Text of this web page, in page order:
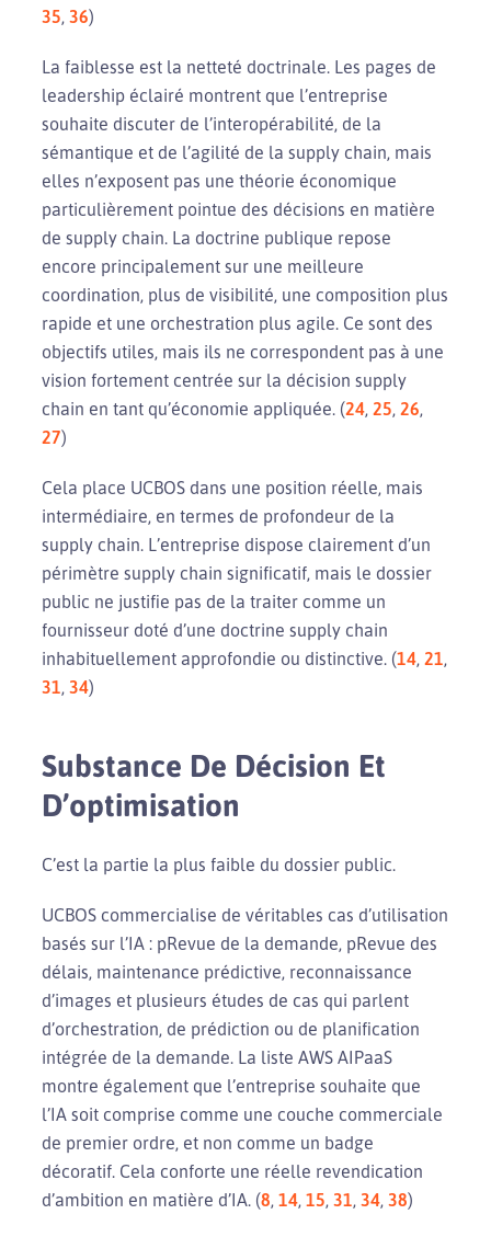
35, 36)
La faiblesse est la netteté doctrinale. Les pages de
leadership éclairé montrent que l’entreprise
souhaite discuter de l’interopérabilité, de la
sémantique et de l’agilité de la supply chain, mais
elles n’exposent pas une théorie économique
particulièrement pointue des décisions en matière
de supply chain. La doctrine publique repose
encore principalement sur une meilleure
coordination, plus de visibilité, une composition plus
rapide et une orchestration plus agile. Ce sont des
objectifs utiles, mais ils ne correspondent pas à une
vision fortement centrée sur la décision supply
chain en tant qu’économie appliquée. (24, 25, 26,
27)
Cela place UCBOS dans une position réelle, mais
intermédiaire, en termes de profondeur de la
supply chain. L’entreprise dispose clairement d’un
périmètre supply chain significatif, mais le dossier
public ne justifie pas de la traiter comme un
fournisseur doté d’une doctrine supply chain
inhabituellement approfondie ou distinctive. (14, 21,
31, 34)
Substance De Décision Et
D’optimisation
C’est la partie la plus faible du dossier public.
UCBOS commercialise de véritables cas d’utilisation
basés sur l’IA : pRevue de la demande, pRevue des
délais, maintenance prédictive, reconnaissance
d’images et plusieurs études de cas qui parlent
d’orchestration, de prédiction ou de planification
intégrée de la demande. La liste AWS AIPaaS
montre également que l’entreprise souhaite que
l’IA soit comprise comme une couche commerciale
de premier ordre, et non comme un badge
décoratif. Cela conforte une réelle revendication
d’ambition en matière d’IA. (8, 14, 15, 31, 34, 38)